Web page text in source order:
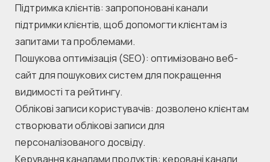
Підтримка клієнтів: запропоновані канали
підтримки клієнтів, щоб допомогти клієнтам із
запитами та проблемами.
Пошукова оптимізація (SEO): оптимізовано веб-
сайт для пошукових систем для покращення
видимості та рейтингу.
Облікові записи користувачів: дозволено клієнтам
створювати облікові записи для
персоналізованого досвіду.
Керування каналами продуктів: керовані канали